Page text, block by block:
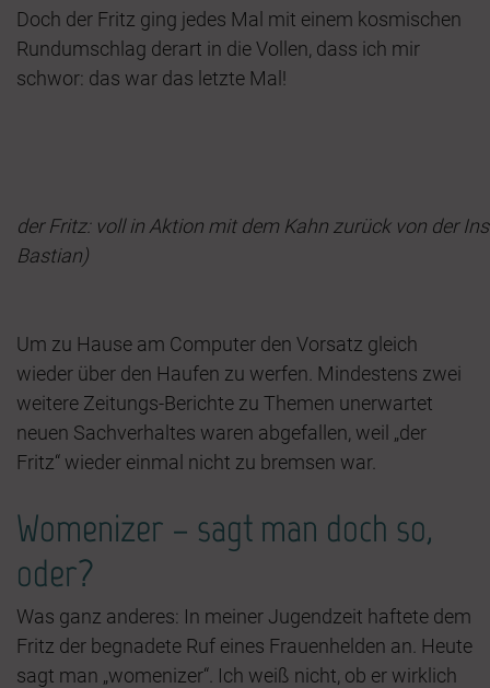
Doch der Fritz ging jedes Mal mit einem kosmischen
Rundumschlag derart in die Vollen, dass ich mir
schwor: das war das letzte Mal!
der Fritz: voll in Aktion mit dem Kahn zurück von der
Bastian)
Um zu Hause am Computer den Vorsatz gleich
wieder über den Haufen zu werfen. Mindestens zwei
weitere Zeitungs-Berichte zu Themen unerwartet
neuen Sachverhaltes waren abgefallen, weil „der
Fritz“ wieder einmal nicht zu bremsen war.
Womenizer – sagt man doch so,
oder?
Was ganz anderes: In meiner Jugendzeit haftete dem
Fritz der begnadete Ruf eines Frauenhelden an. Heute
sagt man „womenizer“. Ich weiß nicht, ob er wirklich